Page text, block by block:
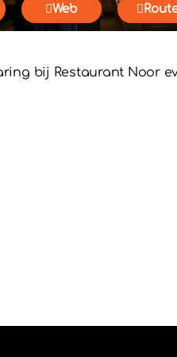
Web
bij Restaurant Noor